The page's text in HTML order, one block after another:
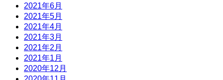
2021年6月
2021年5月
2021年4月
2021年3月
2021年2月
2021年1月
2020年12月